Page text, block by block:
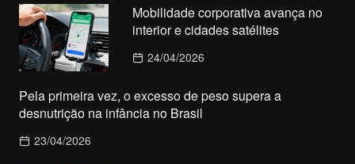
Mobilidade corporativa avança no
interior e cidades satélites
24/04/2026
Pela primeira vez, o excesso de peso supera a
desnutrição na infância no Brasil
23/04/2026